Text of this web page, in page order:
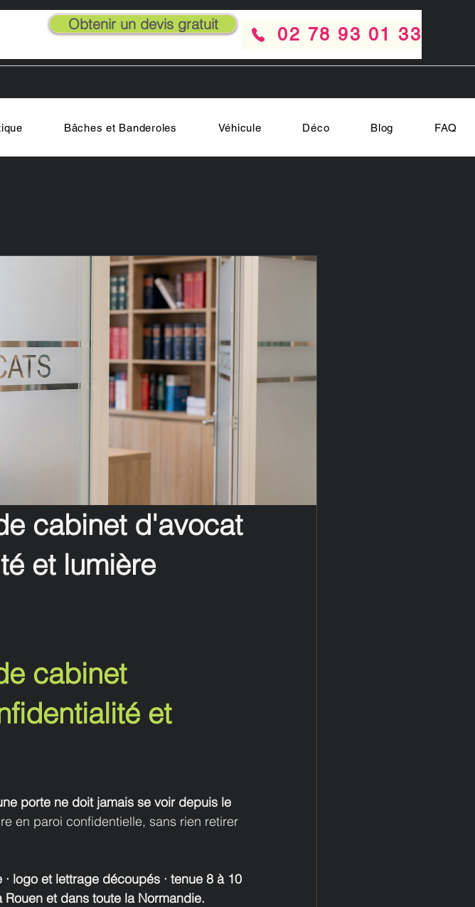
Obtenir un devis gratuit
02 78 93 01 33
Bâches et Banderoles Véhicule Déco Blog FAQ
cabinet d'avocat
et lumière
cabinet
et
porte ne doit jamais se voir depuis le
en paroi confidentielle, sans rien retirer
logo et lettrage découpés · tenue 8 à 10
et dans toute la Normandie.